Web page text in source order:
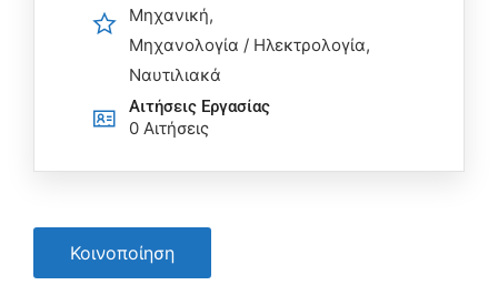
Μηχανική
Μηχανολογία / Ηλεκτρολογία
Ναυτιλιακά
Αιτήσεις Eργασίας
0 Αιτήσεις
Κοινοποίηση